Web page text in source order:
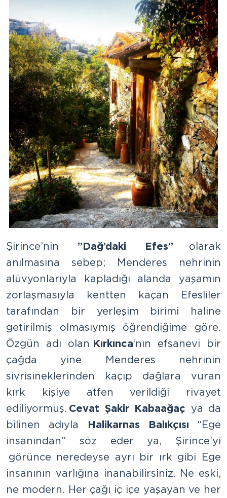
Şirince’nin ”Dağ’daki Efes” olarak
anılmasına sebep; Menderes nehrinin
alüvyonlarıyla kapladığı alanda yaşamın
zorlaşmasıyla kentten kaçan Efesliler
tarafından bir yerleşim birimi haline
getirilmiş olmasıymış öğrendiğime göre.
Özgün adı olan Kırkınca‘nın efsanevi bir
çağda yine Menderes nehrinin
sivrisineklerinden kaçıp dağlara vuran
kırk kişiye atfen verildiği rivayet
ediliyormuş. Cevat Şakir Kabaağaç ya da
bilinen adıyla
Halikarnas Balıkçısı “Ege
insanından” söz eder ya, Şirince’yi
görünce neredeyse ayrı bir ırk gibi Ege
insanının varlığına inanabilirsiniz. Ne eski,
ne modern. Her çağı iç içe yaşayan ve her